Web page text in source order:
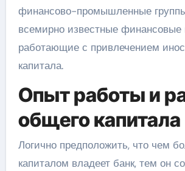
финансово-промышленные
всемирно известные финансовые
работающие с привлечением
капитала.
Опыт работы и
общего капитала
Логично предположить, что чем
капиталом владеет банк, тем он